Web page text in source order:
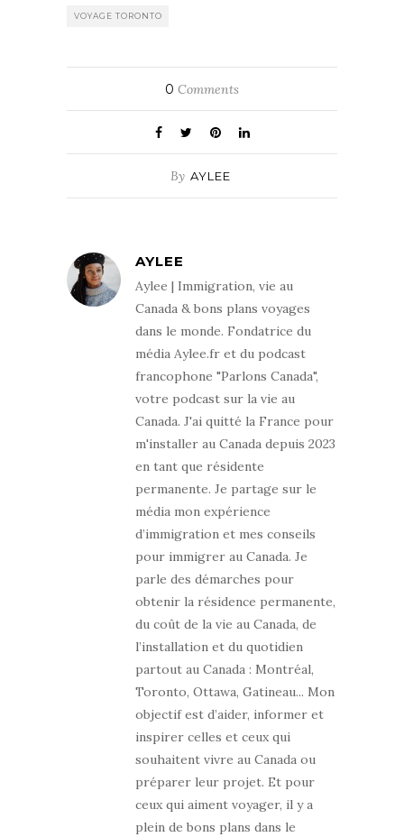
VOYAGE TORONTO
0 Comments
By AYLEE
AYLEE
Aylee | Immigration, vie au
Canada & bons plans voyages
dans le monde. Fondatrice du
média Aylee.fr et du podcast
francophone "Parlons Canada",
votre podcast sur la vie au
Canada. J'ai quitté la France pour
m'installer au Canada depuis 2023
en tant que résidente
permanente. Je partage sur le
média mon expérience
d’immigration et mes conseils
pour immigrer au Canada. Je
parle des démarches pour
obtenir la résidence permanente,
du coût de la vie au Canada, de
l’installation et du quotidien
partout au Canada : Montréal,
Toronto, Ottawa, Gatineau... Mon
objectif est d’aider, informer et
inspirer celles et ceux qui
souhaitent vivre au Canada ou
préparer leur projet. Et pour
ceux qui aiment voyager, il y a
plein de bons plans dans le